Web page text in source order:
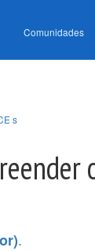
Comunidades
s
.